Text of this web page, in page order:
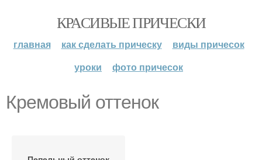
КРАСИВЫЕ ПРИЧЕСКИ
главная как сделать прическу
виды причесок
уроки
фото причесок
Кремовый оттенок